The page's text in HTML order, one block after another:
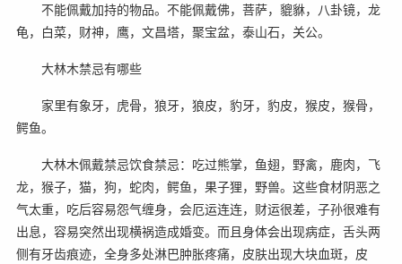
不能佩戴加持的物品。不能佩戴佛，菩萨，貔貅，八卦镜，龙
龟，白菜，财神，鹰，文昌塔，聚宝盆，泰山石，关公。
大林木禁忌有哪些
家里有象牙，虎骨，狼牙，狼皮，豹牙，豹皮，猴皮，猴骨，
鳄鱼。
大林木佩戴禁忌饮食禁忌：吃过熊掌，鱼翅，野禽，鹿肉，飞
龙，猴子，猫，狗，蛇肉，鳄鱼，果子狸，野兽。这些食材阴恶之
气太重，吃后容易怨气缠身，会厄运连连，财运很差，子孙很难有
出息，容易突然出现横祸造成婚变。而且身体会出现病症，舌头两
侧有牙齿痕迹，全身多处淋巴肿胀疼痛，皮肤出现大块血斑，皮